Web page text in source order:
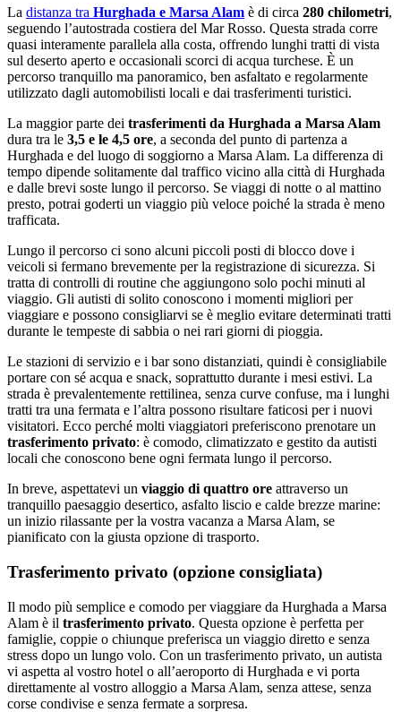
La distanza tra Hurghada e Marsa Alam è di circa 280 chilometri,
seguendo l’autostrada costiera del Mar Rosso. Questa strada corre
quasi interamente parallela alla costa, offrendo lunghi tratti di vista
sul deserto aperto e occasionali scorci di acqua turchese. È un
percorso tranquillo ma panoramico, ben asfaltato e regolarmente
utilizzato dagli automobilisti locali e dai trasferimenti turistici.
La maggior parte dei trasferimenti da Hurghada a Marsa Alam
dura tra le 3,5 e le 4,5 ore, a seconda del punto di partenza a
Hurghada e del luogo di soggiorno a Marsa Alam. La differenza di
tempo dipende solitamente dal traffico vicino alla città di Hurghada
e dalle brevi soste lungo il percorso. Se viaggi di notte o al mattino
presto, potrai goderti un viaggio più veloce poiché la strada è meno
trafficata.
Lungo il percorso ci sono alcuni piccoli posti di blocco dove i
veicoli si fermano brevemente per la registrazione di sicurezza. Si
tratta di controlli di routine che aggiungono solo pochi minuti al
viaggio. Gli autisti di solito conoscono i momenti migliori per
viaggiare e possono consigliarvi se è meglio evitare determinati tratti
durante le tempeste di sabbia o nei rari giorni di pioggia.
Le stazioni di servizio e i bar sono distanziati, quindi è consigliabile
portare con sé acqua e snack, soprattutto durante i mesi estivi. La
strada è prevalentemente rettilinea, senza curve confuse, ma i lunghi
tratti tra una fermata e l’altra possono risultare faticosi per i nuovi
visitatori. Ecco perché molti viaggiatori preferiscono prenotare un
trasferimento privato: è comodo, climatizzato e gestito da autisti
locali che conoscono bene ogni fermata lungo il percorso.
In breve, aspettatevi un viaggio di quattro ore attraverso un
tranquillo paesaggio desertico, asfalto liscio e calde brezze marine:
un inizio rilassante per la vostra vacanza a Marsa Alam, se
pianificato con la giusta opzione di trasporto.
Trasferimento privato (opzione consigliata)
Il modo più semplice e comodo per viaggiare da Hurghada a Marsa
Alam è il trasferimento privato. Questa opzione è perfetta per
famiglie, coppie o chiunque preferisca un viaggio diretto e senza
stress dopo un lungo volo. Con un trasferimento privato, un autista
vi aspetta al vostro hotel o all’aeroporto di Hurghada e vi porta
direttamente al vostro alloggio a Marsa Alam, senza attese, senza
corse condivise e senza fermate a sorpresa.